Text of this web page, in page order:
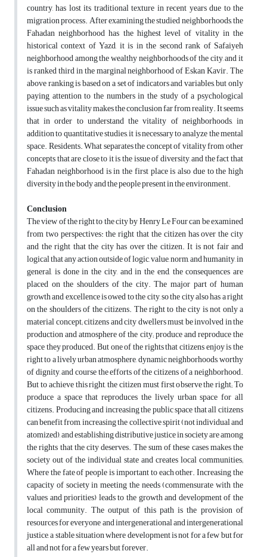
country, has lost its traditional texture in recent years due to the
migration process. After examining the studied neighborhoods, the
Fahadan neighborhood has the highest level of vitality in the
historical context of Yazd, it is in the second rank of Safaiyeh
neighborhood among the wealthy neighborhoods of the city, and it
is ranked third in the marginal neighborhood of Eskan Kavir. The
above ranking is based on a set of indicators and variables, but only
paying attention to the numbers in the study of a psychological
issue such as vitality makes the conclusion far from reality. It seems
that in order to understand the vitality of neighborhoods, in
addition to quantitative studies, it is necessary to analyze the mental
space. Residents. What separates the concept of vitality from other
concepts that are close to it is the issue of diversity, and the fact that
Fahadan neighborhood is in the first place is also due to the high
diversity in the body and the people present in the environment.
Conclusion
The view of the right to the city by Henry Le Four can be examined
from two perspectives: the right that the citizen has over the city
and the right that the city has over the citizen. It is not fair and
logical that any action outside of logic, value, norm, and humanity, in
general, is done in the city, and in the end, the consequences are
placed on the shoulders of the city. The major part of human
growth and excellence is owed to the city, so the city also has a right
on the shoulders of the citizens. The right to the city is not only a
material concept; citizens and city dwellers must be involved in the
production and atmosphere of the city; produce and reproduce the
space they produced. But one of the rights that citizens enjoy is the
right to a lively urban atmosphere, dynamic neighborhoods, worthy
of dignity, and course the efforts of the citizens of a neighborhood.
But to achieve this right, the citizen must first observe the right; To
produce a space that reproduces the lively urban space for all
citizens. Producing and increasing the public space that all citizens
can benefit from, increasing the collective spirit (not individual and
atomized), and establishing distributive justice in society are among
the rights that the city deserves. The sum of these cases makes the
society out of the individual state and creates local communities;
Where the fate of people is important to each other. Increasing the
capacity of society in meeting the needs (commensurate with the
values and priorities) leads to the growth and development of the
local community. The output of this path is the provision of
resources for everyone and intergenerational and intergenerational
justice, a stable situation where development is not for a few but for
all and not for a few years but forever.